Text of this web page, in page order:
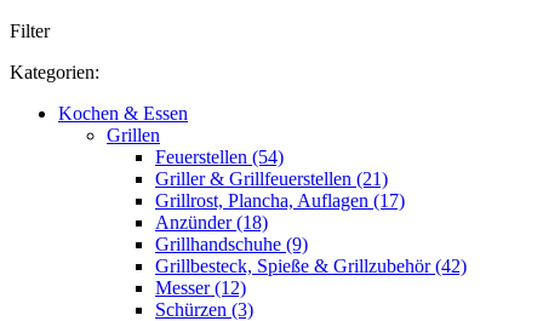
Filter
Kategorien:
Kochen & Essen
Grillen
Feuerstellen (54)
Griller & Grillfeuerstellen (21)
Grillrost, Plancha, Auflagen (17)
Anzünder (18)
Grillhandschuhe (9)
Grillbesteck, Spieße & Grillzubehör (42)
Messer (12)
Schürzen (3)